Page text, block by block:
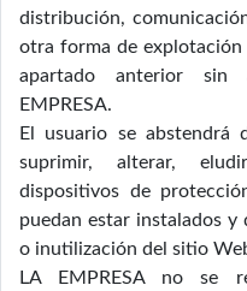
distribución,
otra forma de explotación
apartado anterior sin
EMPRESA.
El usuario se abstendrá
suprimir, alterar,
dispositivos de
puedan estar instalados
o inutilización del sitio
LA EMPRESA no se